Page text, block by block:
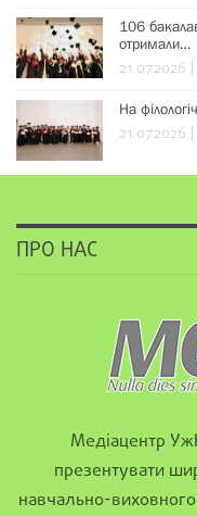
106
отримали…
21.07.2026
На
21.07.2026
ПРО НАС
Медіацентр
презентувати
навчально-